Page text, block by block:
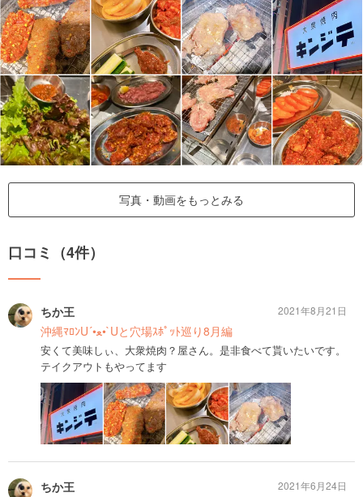
写真・動画をもっとみる
口コミ（4件）
ちか王
沖縄ﾏﾛﾝU´•ﻌ•`Uと穴場ｽﾎﾟｯﾄ巡り8月編
安くて美味しぃ、大衆焼肉？屋さん。是非食べて貰いたいです。
テイクアウトもやってます
2021年8月21日
ちか王
2021年6月24日